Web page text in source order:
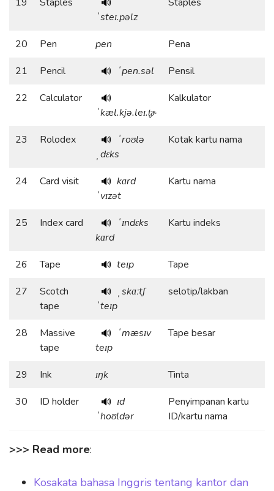
🔊
ˈsteɪ.pəlz
20 Pen pen
Pena
21
Pencil 🔊 ˈpen.səl
Pensil
22
Calculator
🔊
ˈkæl.kjə.leɪ.t̬ɚ
Kalkulator
23 Rolodex 🔊
ˈroʊlə
ˌdɛks
Kotak kartu nama
24 Card visit 🔊 kɑrd
ˈvɪzət
Kartu nama
25 Index card 🔊
ˈɪndɛks
kɑrd
Kartu indeks
26 Tape 🔊 teɪp
Tape
27
Scotch
tape
🔊
ˌskɑːtʃ
ˈteɪp
selotip/lakban
28
Massive
tape
🔊
ˈmæsɪv
teɪp
Tape besar
29 Ink ɪŋk
Tinta
30
ID holder 🔊 ɪd
ˈhoʊldər
Penyimpanan kartu
ID/kartu nama
>>> Read more:
Kosakata bahasa Inggris tentang kantor dan